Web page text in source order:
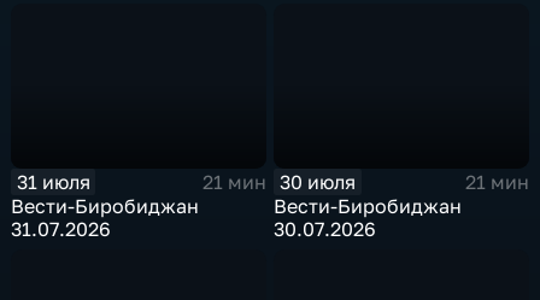
31 июля
21 мин
Вести-Биробиджан
31.07.2026
30 июля
21 мин
Вести-Биробиджан
30.07.2026